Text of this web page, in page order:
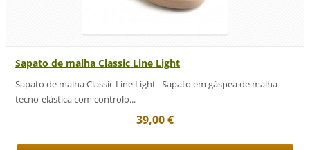
Sapato de malha Classic Line Light
Sapato de malha Classic Line Light Sapato em gáspea de malha
tecno-elástica com controlo...
39,00 €